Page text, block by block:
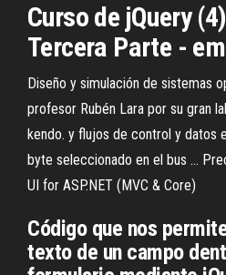
Curso de jQuery
Tercera Parte -
Diseño y simulación de sistemas
profesor Rubén Lara por su gran
kendo. y flujos de control y datos
byte seleccionado en el bus ...
UI for ASP.NET (MVC & Core)
Código que nos
texto de un campo